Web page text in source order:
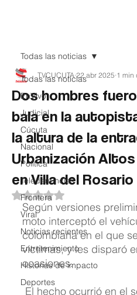
Todas las noticias
EnVivo
Judicial
Cúcuta
Nacional
Política
Teledenuncias
Frontera
Viral
Noticias recientes
Entretenimiento
Historias de impacto
Deportes
Todas las noticias
Dos hombres
bala en la
la altura de la
Urbanización
en Villa del Rosario
TVCUCUTA 22 abr 2025 1 min
Obtuvo NaN de 5
Según versiones
moto interceptó el
colombiana en el que
víctimas, y les disparó
ocasiones.